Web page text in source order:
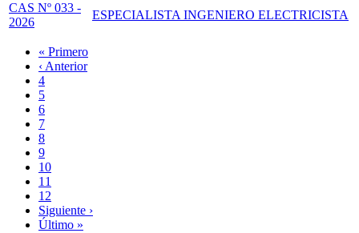
CAS Nº 033 -
2026
ESPECIALISTA INGENIERO ELECTRICISTA
Paginación
Primera
página
« Primero
Página
anterior
‹ Anterior
Page
4
Page
5
Page
6
Page
7
Página
actual
8
Page
9
Page
10
Page
11
Page
12
Siguiente
página
Siguiente ›
Última
Último »